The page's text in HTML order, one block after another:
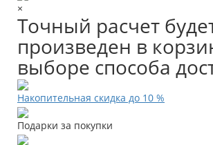
×
Точный расчет
произведен в
выборе способа
Накопительная скидка до 10 %
Подарки за покупки